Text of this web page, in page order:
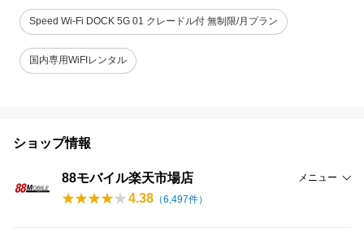
Speed Wi-Fi DOCK 5G 01 クレードル付 無制限/月プラン
国内専用WiFIレンタル
ショップ情報
88モバイル楽天市場店 メニュー
4.38 （6,497件）